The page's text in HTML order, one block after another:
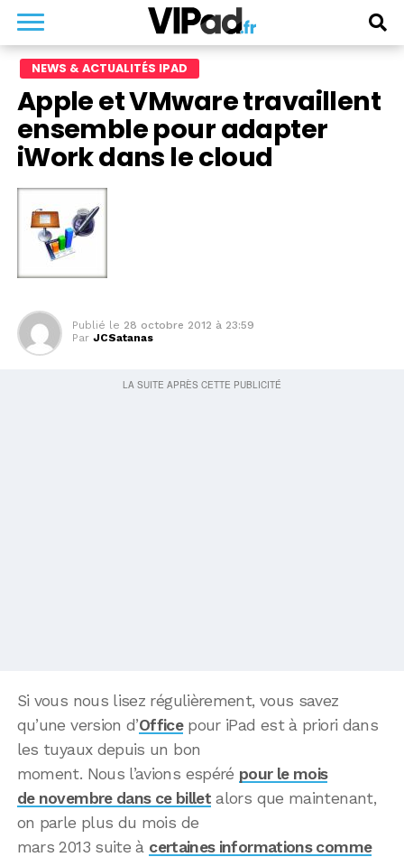
NEWS & ACTUALITÉS IPAD
Apple et VMware travaillent
ensemble pour adapter
iWork dans le cloud
Publié le 28 octobre 2012 à 23:59
Par JCSatanas
Si vous nous lisez régulièrement, vous savez
qu’une version d’Officepour iPad est à priori dans
les tuyaux depuis un bon
moment. Nous l’avions espéré pour le mois
de novembre dans ce billet alors que maintenant,
on parle plus du mois de
mars 2013 suite à certaines informations comme